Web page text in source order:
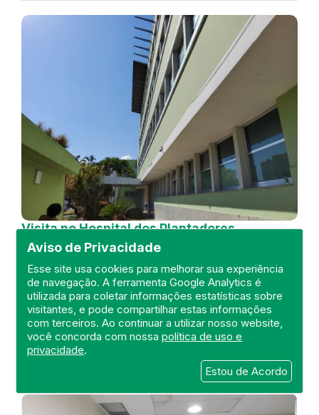
Aviso de Privacidade
Esse site usa cookies para melhorar sua experiência
de navegação. A ferramenta Google Analytics é
utilizada para coletar informações estatísticas sobre
visitantes, e pode compartilhar estas informações
com terceiros. Ao continuar a utilizar nosso website,
você concorda com nossapolítica de uso e
privacidade.
Estou de Acordo
Visita no Hospital dos Plantadores
de Cana
DEFIS
04 de July de 2024
FISCALIZAÇÃO
RIO DE JANEIRO
HOSPITAL GERAL
ATO MÉDICO
REGIÃO NORTE